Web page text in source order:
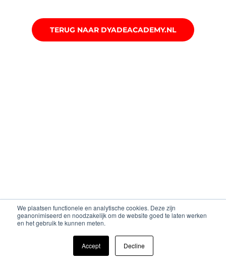
We plaatsen functionele en analytische cookies. Deze zijn
geanonimiseerd en noodzakelijk om de website goed te laten werken
en het gebruik te kunnen meten.
Accept Decline
TERUG NAAR DYADEACADEMY.NL